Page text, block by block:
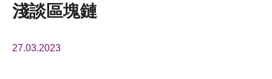
淺談區塊鏈
27.03.2023